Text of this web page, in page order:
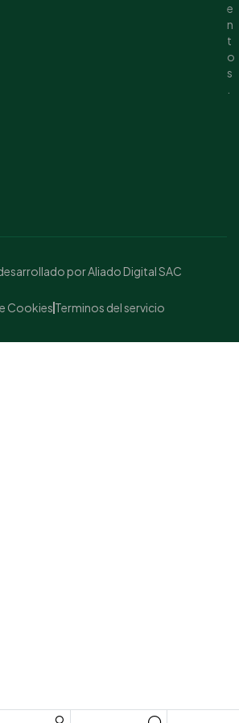
e
n
t
o
s
por Aliado Digital SAC
Cookies Terminos del servicio